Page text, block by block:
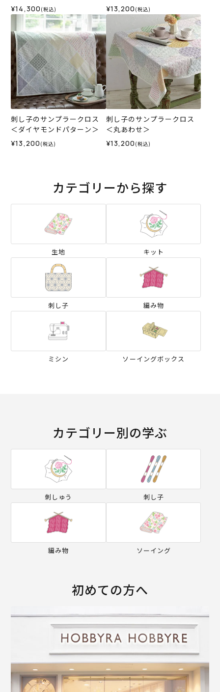
¥14,300 (税込) ¥13,200 (税込)
刺し子のサンプラークロス
＜ダイヤモンドパターン＞
¥13,200 (税込)
刺し子のサンプラークロス
＜丸あわせ＞
¥13,200 (税込)
カテゴリーから探す
生地 キット
刺し子 編み物
ミシン ソーイングボックス
カテゴリー別の学ぶ
刺しゅう 刺し子
編み物 ソーイング
初めての方へ